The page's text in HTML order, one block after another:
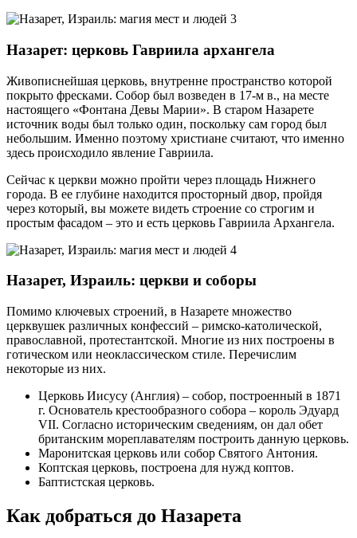
Назарет: церковь Гавриила архангела
Живописнейшая церковь, внутренне пространство которой
покрыто фресками. Собор был возведен в 17-м в., на месте
настоящего «Фонтана Девы Марии». В старом Назарете
источник воды был только один, поскольку сам город был
небольшим. Именно поэтому христиане считают, что именно
здесь происходило явление Гавриила.
Сейчас к церкви можно пройти через площадь Нижнего
города. В ее глубине находится просторный двор, пройдя
через который, вы можете видеть строение со строгим и
простым фасадом – это и есть церковь Гавриила Архангела.
Назарет, Израиль: церкви и соборы
Помимо ключевых строений, в Назарете множество
церквушек различных конфессий – римско-католической,
православной, протестантской. Многие из них построены в
готическом или неоклассическом стиле. Перечислим
некоторые из них.
Церковь Иисусу (Англия) – собор, построенный в 1871
г. Основатель крестообразного собора – король Эдуард
VII. Согласно историческим сведениям, он дал обет
британским мореплавателям построить данную церковь.
Маронитская церковь или собор Святого Антония.
Коптская церковь, построена для нужд коптов.
Баптистская церковь.
Как добраться до Назарета